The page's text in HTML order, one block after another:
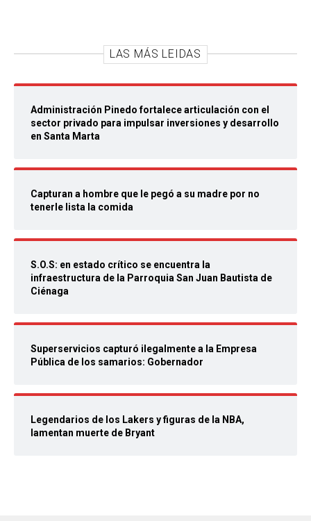
LAS MÁS LEIDAS
Administración Pinedo fortalece articulación con el
sector privado para impulsar inversiones y desarrollo
en Santa Marta
Capturan a hombre que le pegó a su madre por no
tenerle lista la comida
S.O.S: en estado crítico se encuentra la
infraestructura de la Parroquia San Juan Bautista de
Ciénaga
Superservicios capturó ilegalmente a la Empresa
Pública de los samarios: Gobernador
Legendarios de los Lakers y figuras de la NBA,
lamentan muerte de Bryant